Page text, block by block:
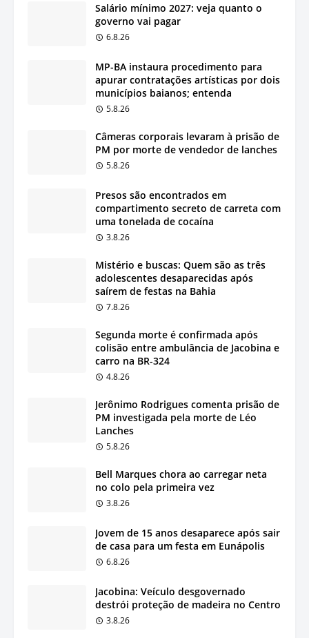
Salário mínimo 2027: veja quanto o
governo vai pagar
6.8.26
MP-BA instaura procedimento para
apurar contratações artísticas por dois
municípios baianos; entenda
5.8.26
Câmeras corporais levaram à prisão de
PM por morte de vendedor de lanches
5.8.26
Presos são encontrados em
compartimento secreto de carreta com
uma tonelada de cocaína
3.8.26
Mistério e buscas: Quem são as três
adolescentes desaparecidas após
saírem de festas na Bahia
7.8.26
Segunda morte é confirmada após
colisão entre ambulância de Jacobina e
carro na BR-324
4.8.26
Jerônimo Rodrigues comenta prisão de
PM investigada pela morte de Léo
Lanches
5.8.26
Bell Marques chora ao carregar neta
no colo pela primeira vez
3.8.26
Jovem de 15 anos desaparece após sair
de casa para um festa em Eunápolis
6.8.26
Jacobina: Veículo desgovernado
destrói proteção de madeira no Centro
3.8.26